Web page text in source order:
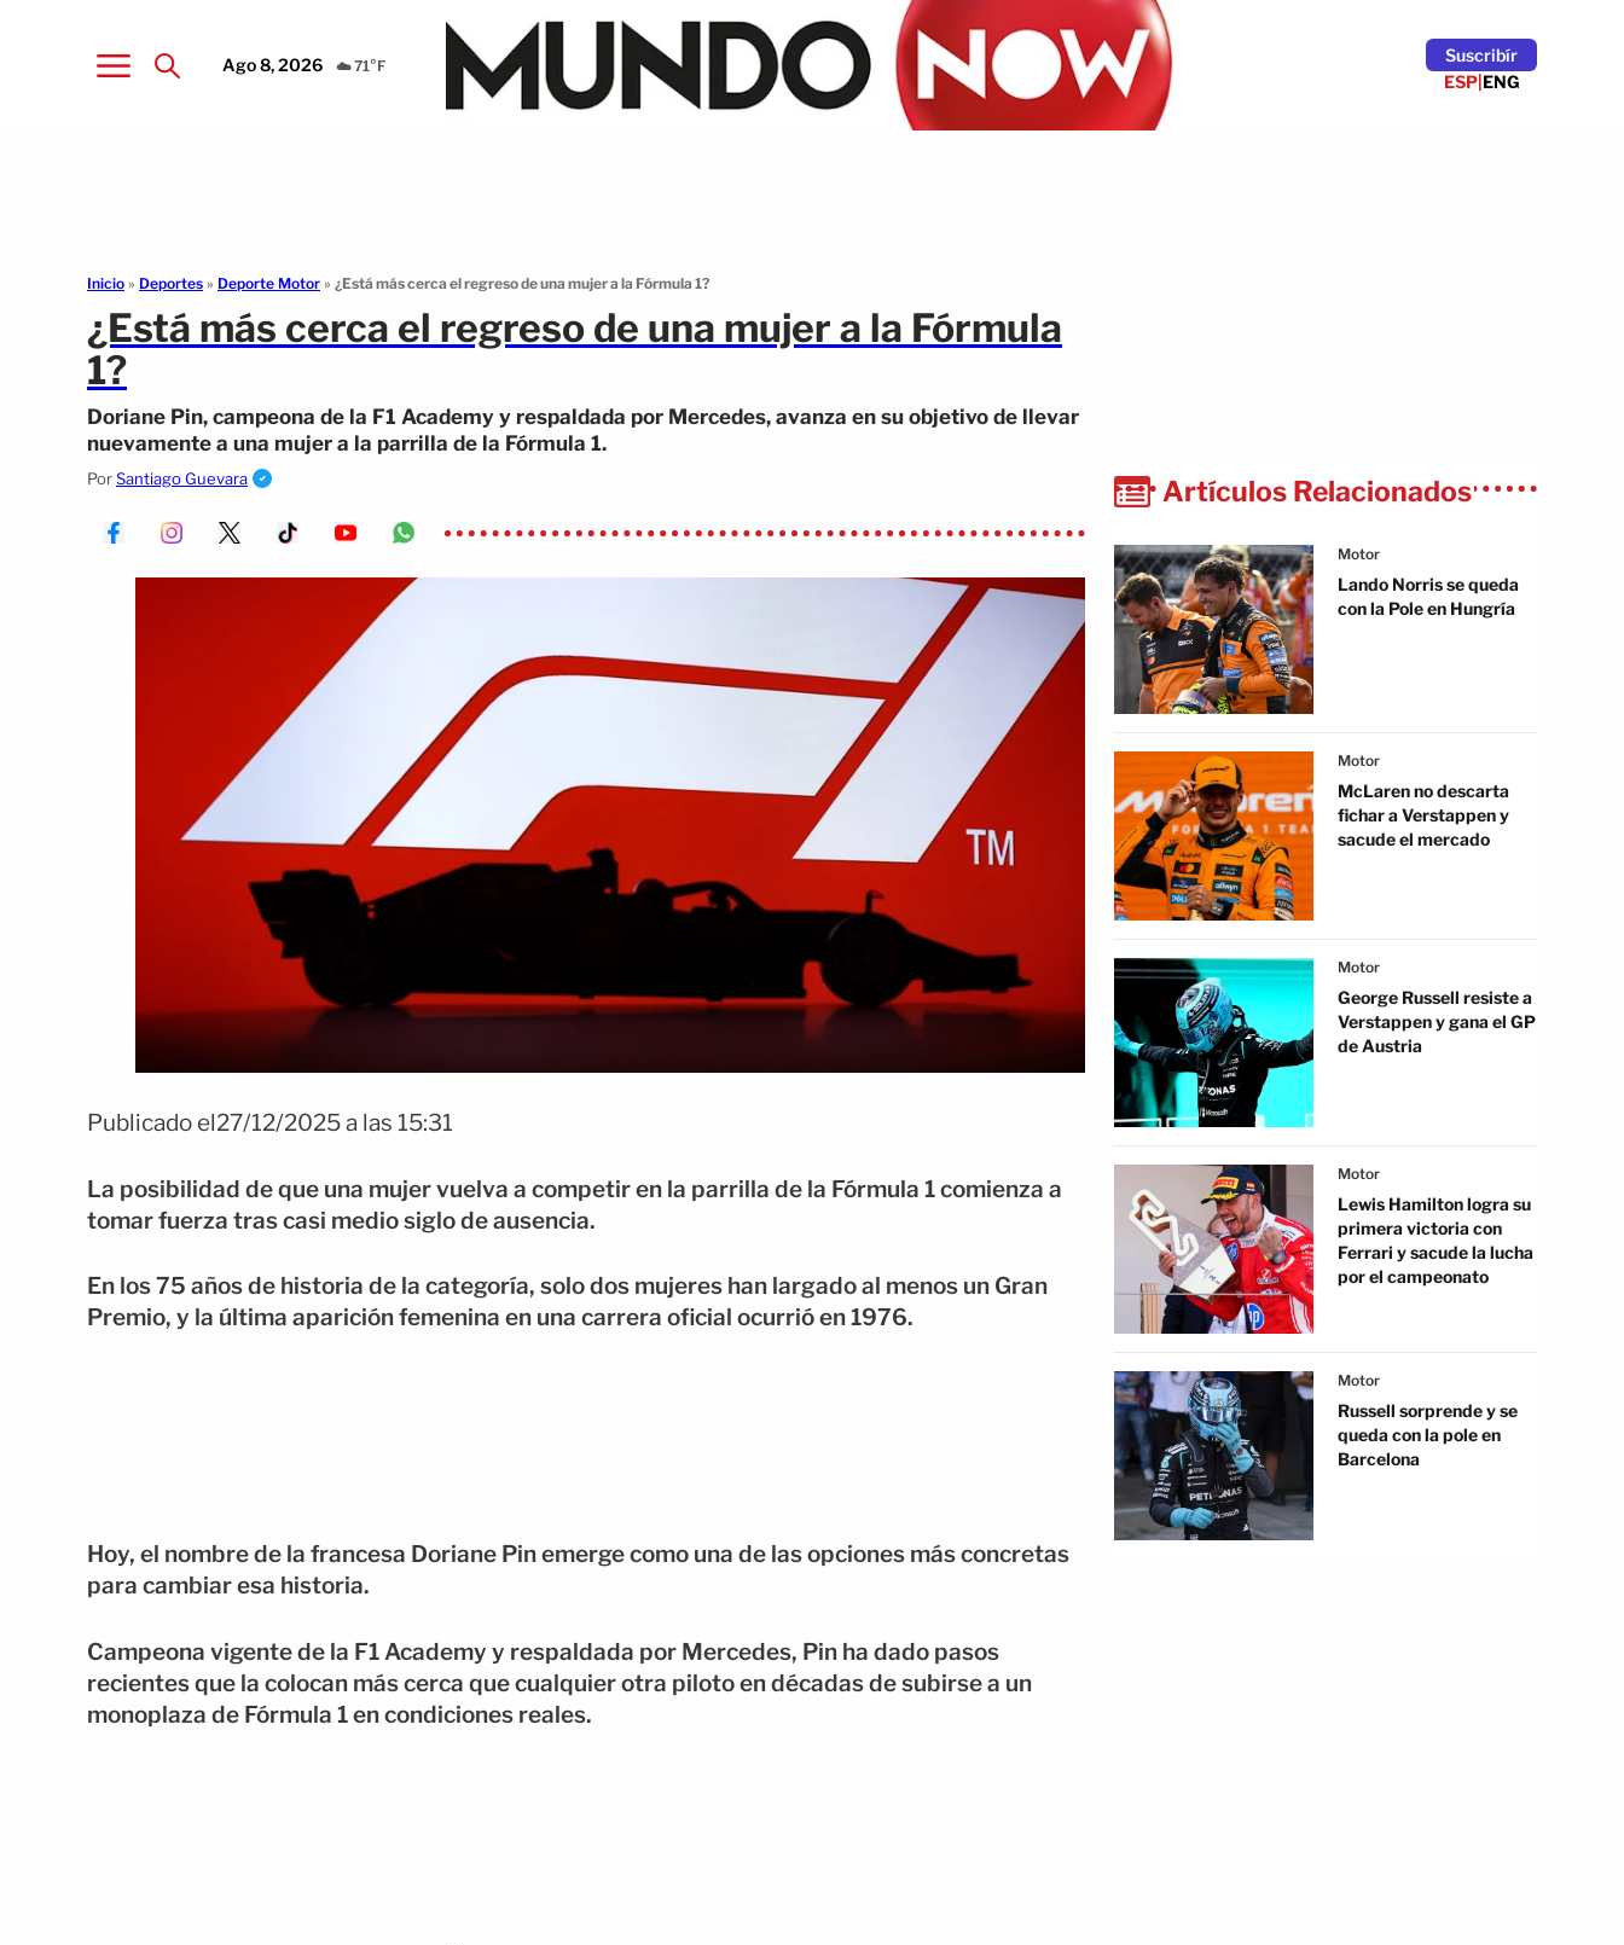
Ago 8, 2026 ☁️ 71°F
Suscribír
ESP|ENG
Inicio » Deportes » Deporte Motor » ¿Está más cerca el regreso de una mujer a la Fórmula 1?
¿Está más cerca el regreso de una mujer a la Fórmula
1?
Doriane Pin, campeona de la F1 Academy y respaldada por Mercedes, avanza en su objetivo de llevar
nuevamente a una mujer a la parrilla de la Fórmula 1.
PorSantiago Guevara
Publicado el27/12/2025 a las 15:31
La posibilidad de que una mujer vuelva a competir en la parrilla de la Fórmula 1 comienza a
tomar fuerza tras casi medio siglo de ausencia.
En los 75 años de historia de la categoría, solo dos mujeres han largado al menos un Gran
Premio, y la última aparición femenina en una carrera oficial ocurrió en 1976.
Hoy, el nombre de la francesa Doriane Pin emerge como una de las opciones más concretas
para cambiar esa historia.
Campeona vigente de la F1 Academy y respaldada por Mercedes, Pin ha dado pasos
recientes que la colocan más cerca que cualquier otra piloto en décadas de subirse a un
monoplaza de Fórmula 1 en condiciones reales.
Artículos Relacionados
Motor
Lando Norris se queda
con la Pole en Hungría
Motor
McLaren no descarta
fichar a Verstappen y
sacude el mercado
Motor
George Russell resiste a
Verstappen y gana el GP
de Austria
Motor
Lewis Hamilton logra su
primera victoria con
Ferrari y sacude la lucha
por el campeonato
Motor
Russell sorprende y se
queda con la pole en
Barcelona